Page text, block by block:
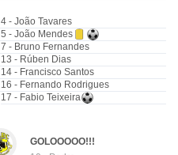
4 - João Tavares
5 - João Mendes
7 - Bruno Fernandes
13 - Rúben Dias
14 - Francisco Santos
16 - Fernando Rodrigues
17 - Fabio Teixeira
GOLOOOOO!!!